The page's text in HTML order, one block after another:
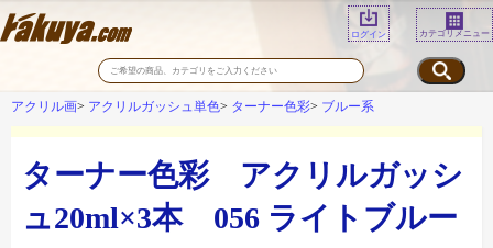
ログイン カテゴリメニュー
アクリル画 アクリルガッシュ単色 ターナー色彩 ブルー系
ターナー色彩 アクリルガッシ
ュ20ml×3本 056 ライトブルー